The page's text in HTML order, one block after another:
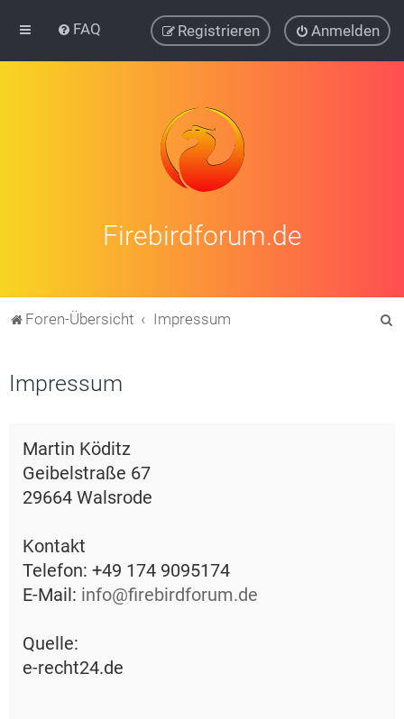
FAQ Anmelden
Registrieren
Firebirdforum.de
Foren-Übersicht Impressum
Impressum
Martin Köditz
Geibelstraße 67
29664 Walsrode
Kontakt
Telefon: +49 174 9095174
E-Mail: info@firebirdforum.de
Quelle:
e-recht24.de